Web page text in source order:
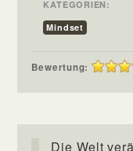
KATEGORIEN:
Mindset
Bewertung:
Die Welt